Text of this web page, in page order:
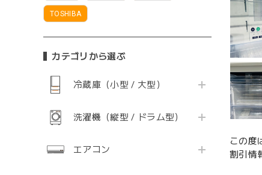
TOSHIBA
カテゴリから選ぶ
冷蔵庫（小型 / 大型）
洗濯機（縦型 / ドラム型）
エアコン
この度
割引情